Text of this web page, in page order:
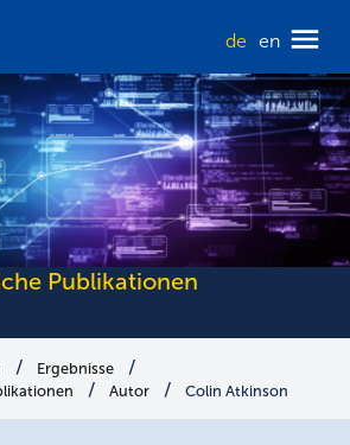
de en
Publikationen
Ergebnisse
Autor Colin Atkinson